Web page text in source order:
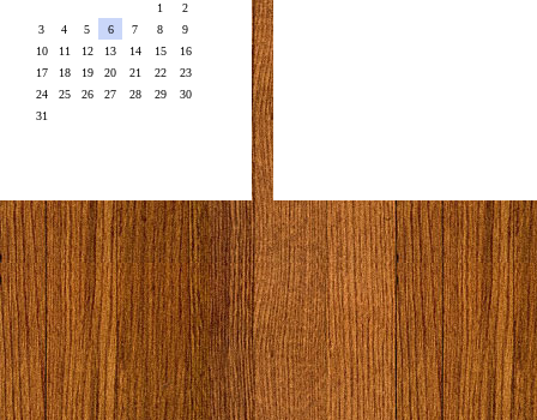
1
2
3
4 5 6 7 8
9
10
11 12 13 14 15
16
17
18 19 20 21 22
23
24
25 26 27 28 29
30
31